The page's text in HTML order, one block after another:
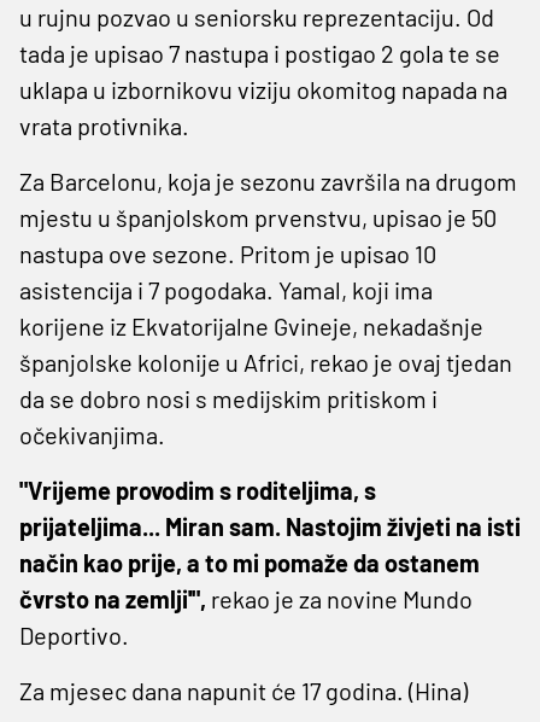
u rujnu pozvao u seniorsku reprezentaciju. Od
tada je upisao 7 nastupa i postigao 2 gola te se
uklapa u izbornikovu viziju okomitog napada na
vrata protivnika.
Za Barcelonu, koja je sezonu završila na drugom
mjestu u španjolskom prvenstvu, upisao je 50
nastupa ove sezone. Pritom je upisao 10
asistencija i 7 pogodaka. Yamal, koji ima
korijene iz Ekvatorijalne Gvineje, nekadašnje
španjolske kolonije u Africi, rekao je ovaj tjedan
da se dobro nosi s medijskim pritiskom i
očekivanjima.
"Vrijeme provodim s roditeljima, s
prijateljima... Miran sam. Nastojim živjeti na isti
način kao prije, a to mi pomaže da ostanem
čvrsto na zemlji'", rekao je za novine Mundo
Deportivo.
Za mjesec dana napunit će 17 godina. (Hina)